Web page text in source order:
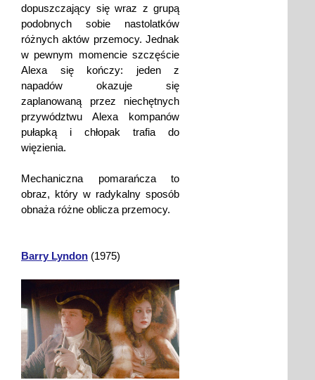
dopuszczający się wraz z grupą
podobnych sobie nastolatków
różnych aktów przemocy. Jednak
w pewnym momencie szczęście
Alexa się kończy: jeden z
napadów okazuje się
zaplanowaną przez niechętnych
przywództwu Alexa kompanów
pułapką i chłopak trafia do
więzienia.
Mechaniczna pomarańcza to
obraz, który w radykalny sposób
obnaża różne oblicza przemocy.
Barry Lyndon (1975)